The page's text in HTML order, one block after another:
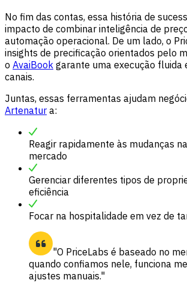
No fim das contas, essa história de
impacto de combinar inteligência de
automação operacional. De um lado, o
insights de precificação orientados pelo
o AvaiBook garante uma execução fluida
canais.
Juntas, essas ferramentas ajudam
Artenatur a:
Reagir rapidamente às mudanças
mercado
Gerenciar diferentes tipos de
eficiência
Focar na hospitalidade em vez de
"O PriceLabs é baseado no
quando confiamos nele, funciona
ajustes manuais."